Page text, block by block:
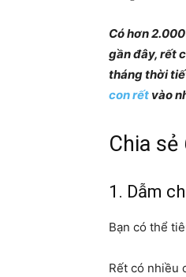
Có hơn
gần đây, rết
tháng thời
con rết vào
Chia
1. Dẫm
Bạn có thể
Rết có nhiều